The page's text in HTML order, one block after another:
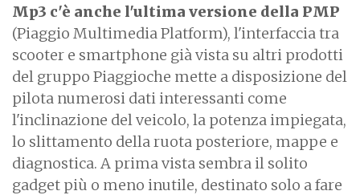
Mp3 c'è anche l'ultima versione della PMP
(Piaggio Multimedia Platform), l'interfaccia tra
scooter e smartphone già vista su altri prodotti
del gruppo Piaggioche mette a disposizione del
pilota numerosi dati interessanti come
l'inclinazione del veicolo, la potenza impiegata,
lo slittamento della ruota posteriore, mappe e
diagnostica. A prima vista sembra il solito
gadget più o meno inutile, destinato solo a fare